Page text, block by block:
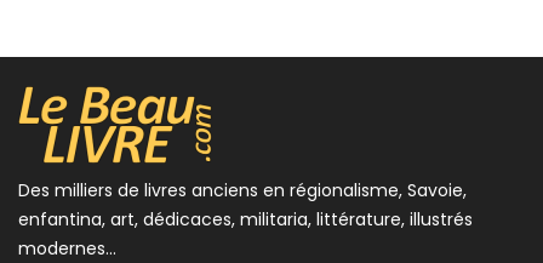
Des milliers de livres anciens en régionalisme, Savoie,
enfantina, art, dédicaces, militaria, littérature, illustrés
modernes...